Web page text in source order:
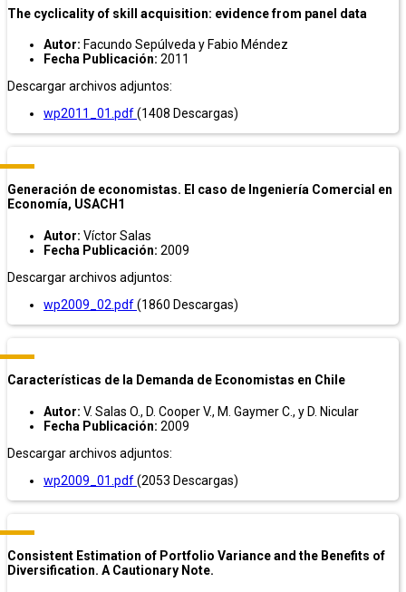
The cyclicality of skill acquisition: evidence from panel data
Autor: Facundo Sepúlveda y Fabio Méndez
Fecha Publicación: 2011
Descargar archivos adjuntos:
wp2011_01.pdf(1408 Descargas)
Generación de economistas. El caso de Ingeniería Comercial en
Economía, USACH1
Autor: Víctor Salas
Fecha Publicación: 2009
Descargar archivos adjuntos:
wp2009_02.pdf(1860 Descargas)
Características de la Demanda de Economistas en Chile
Autor: V. Salas O., D. Cooper V., M. Gaymer C., y D. Nicular
Fecha Publicación: 2009
Descargar archivos adjuntos:
wp2009_01.pdf(2053 Descargas)
Consistent Estimation of Portfolio Variance and the Benefits of
Diversification. A Cautionary Note.